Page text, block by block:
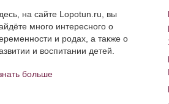
на сайте Lopotun.ru, вы
много интересного о
и родах, а также о
и воспитании детей.
больше